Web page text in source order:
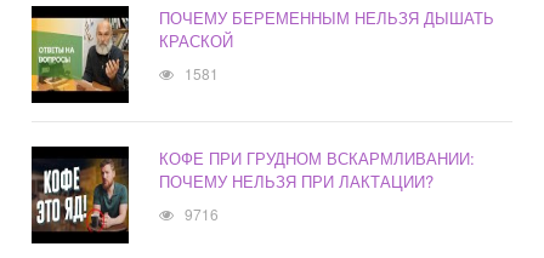
ПОЧЕМУ БЕРЕМЕННЫМ НЕЛЬЗЯ ДЫШАТЬ
КРАСКОЙ
1581
КОФЕ ПРИ ГРУДНОМ ВСКАРМЛИВАНИИ:
ПОЧЕМУ НЕЛЬЗЯ ПРИ ЛАКТАЦИИ?
9716